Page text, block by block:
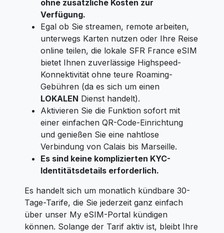
ohne zusätzliche Kosten zur
Verfügung.
Egal ob Sie streamen, remote arbeiten,
unterwegs Karten nutzen oder Ihre Reise
online teilen, die lokale SFR France eSIM
bietet Ihnen zuverlässige Highspeed-
Konnektivität ohne teure Roaming-
Gebühren (da es sich um einen
LOKALEN Dienst handelt).
Aktivieren Sie die Funktion sofort mit
einer einfachen QR-Code-Einrichtung
und genießen Sie eine nahtlose
Verbindung von Calais bis Marseille.
Es sind keine komplizierten KYC-
Identitätsdetails erforderlich.
Es handelt sich um monatlich kündbare 30-
Tage-Tarife, die Sie jederzeit ganz einfach
über unser My eSIM-Portal kündigen
können. Solange der Tarif aktiv ist, bleibt Ihre